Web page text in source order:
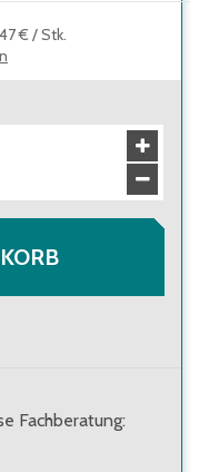
+
Pfosten und
bestellen sind.
€ /Stk.
Fachberatung: